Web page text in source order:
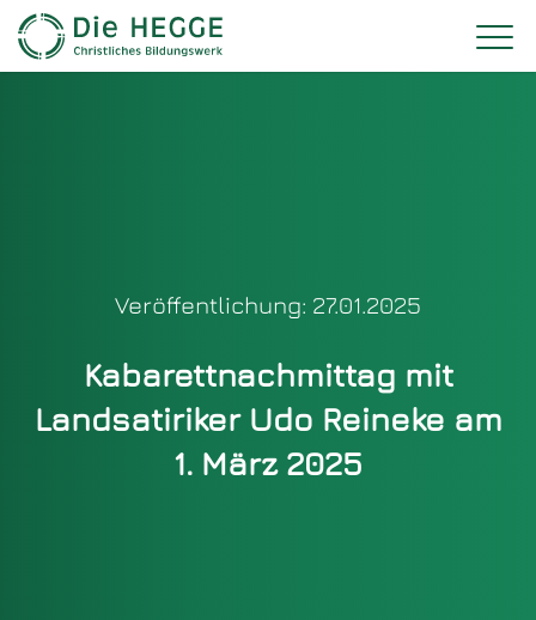
Veröffentlichung: 27.01.2025
Kabarettnachmittag mit
Landsatiriker Udo Reineke am
1. März 2025